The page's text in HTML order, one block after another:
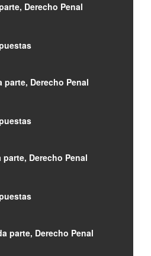
Derecho Penal
parte, Derecho Penal
parte, Derecho Penal
parte, Derecho Penal